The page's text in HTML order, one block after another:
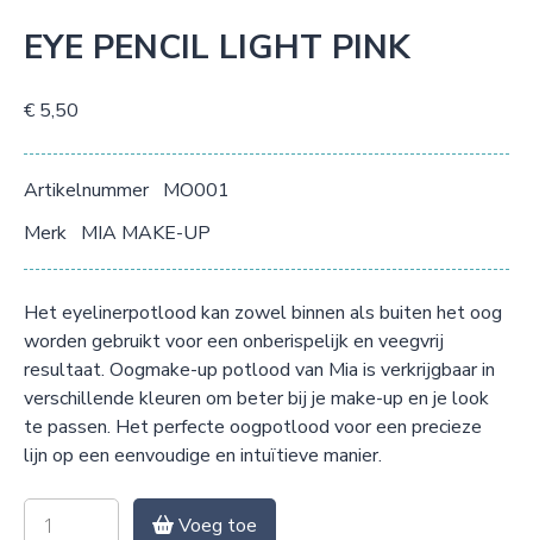
EYE PENCIL LIGHT PINK
€ 5,50
Artikelnummer MO001
Merk MIA MAKE-UP
Het eyelinerpotlood kan zowel binnen als buiten het oog
worden gebruikt voor een onberispelijk en veegvrij
resultaat. Oogmake-up potlood van Mia is verkrijgbaar in
verschillende kleuren om beter bij je make-up en je look
te passen. Het perfecte oogpotlood voor een precieze
lijn op een eenvoudige en intuïtieve manier.
Voeg toe